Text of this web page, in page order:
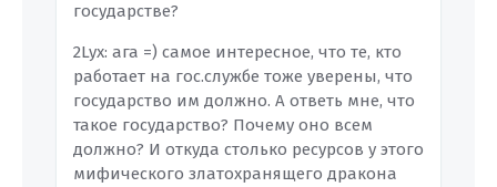
государстве?
2Lyx: ага =) самое интересное, что те, кто
работает на гос.службе тоже уверены, что
государство им должно. А ответь мне, что
такое государство? Почему оно всем
должно? И откуда столько ресурсов у этого
мифического златохранящего дракона